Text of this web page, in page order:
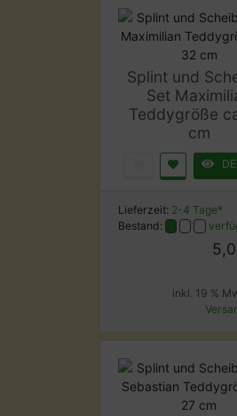
Splint und
Set
Teddygröße
cm
Lieferzeit: 2-4 Tage*
Bestand:
inkl. 19 %